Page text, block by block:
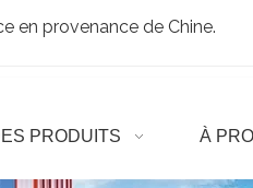
en provenance de Chine.
PRODUITS À